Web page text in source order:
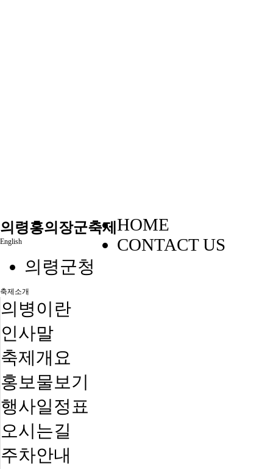
의령홍의장군축제
English
HOME
CONTACT US
의령군청
축제소개
의병이란
인사말
축제개요
홍보물보기
행사일정표
오시는길
주차안내